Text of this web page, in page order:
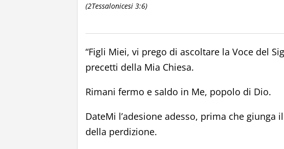
(2Tessalonicesi 3:6)
“Figli Miei, vi prego di ascoltare la Voce del
precetti della Mia Chiesa.
Rimani fermo e saldo in Me, popolo di Dio.
DateMi l’adesione adesso, prima che giunga
della perdizione.